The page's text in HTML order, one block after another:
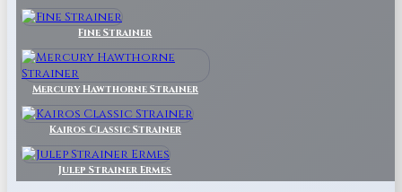
Fine Strainer
Mercury Hawthorne Strainer
Kairos Classic Strainer
Julep Strainer Ermes